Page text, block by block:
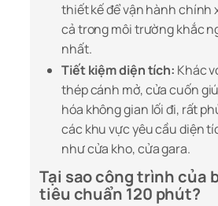
thiết kế để vận hành chính
cả trong môi trường khắc
nhất.
Tiết kiệm diện tích: Khác
thép cánh mở, cửa cuốn
hóa không gian lối đi, rất
các khu vực yêu cầu diện
như cửa kho, cửa gara.
Tại sao công trình của
tiêu chuẩn 120 phút?